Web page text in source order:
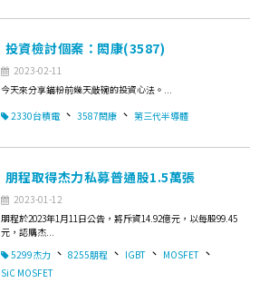
投資檢討個案：閎康(3587)
2023-02-11
今天來分享錨粉前幾天敲碗的投資心法。...
2330台積電 、 3587閎康 、 第三代半導體
朋程取得杰力私募普通股1.5萬張
2023-01-12
朋程於2023年1月11日公告，將斥資14.92億元，以每股99.45
元，認購杰...
5299杰力 、 8255朋程 、 IGBT 、 MOSFET 、
SiC MOSFET